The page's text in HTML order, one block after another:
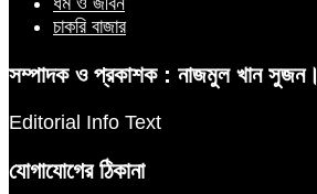
চাকরি বাজার
সম্পাদক ও প্রকাশক : নাজমুল খান সুজন।
Editorial Info Text
যোগাযোগের ঠিকানা